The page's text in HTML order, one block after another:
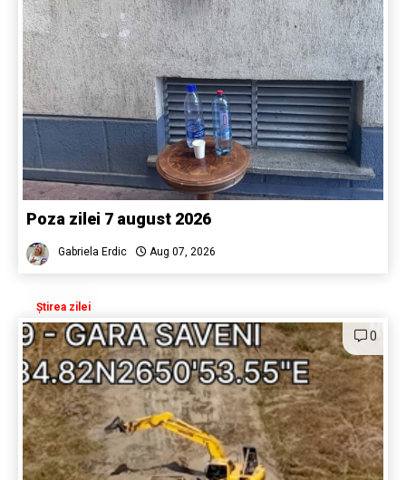
Poza zilei 7 august 2026
Gabriela Erdic Aug 07, 2026
Știrea zilei
0